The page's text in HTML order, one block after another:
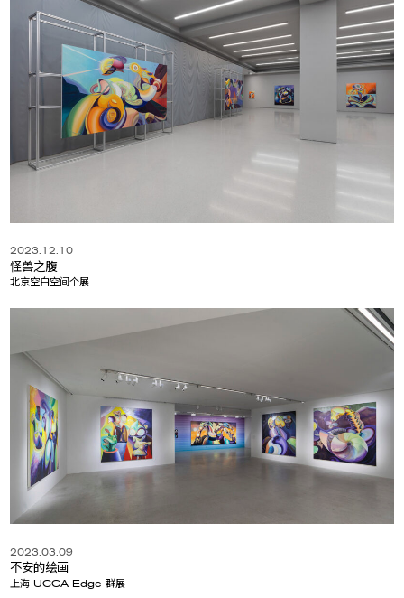
2023.12.10
怪兽之腹
北京空白空间个展
2023.03.09
不安的绘画
上海 UCCA Edge 群展